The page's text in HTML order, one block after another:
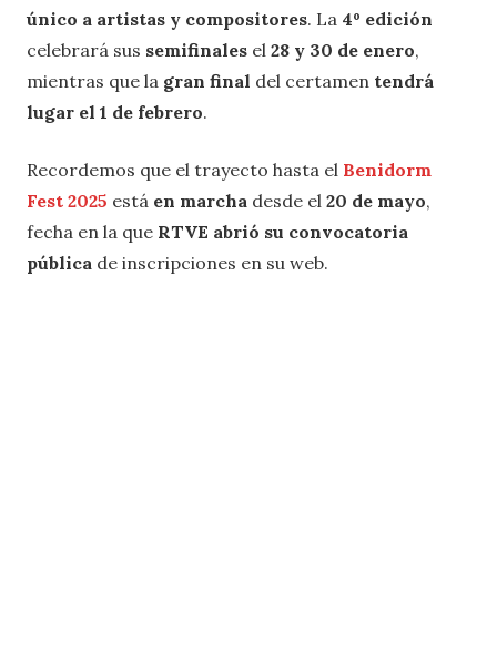
único a artistas y compositores. La 4º edición
celebrará sus semifinales el 28 y 30 de enero,
mientras que la gran final del certamen tendrá
lugar el 1 de febrero.
Recordemos que el trayecto hasta el Benidorm
Fest 2025 está en marcha desde el 20 de mayo,
fecha en la que RTVE abrió su convocatoria
pública de inscripciones en su web.